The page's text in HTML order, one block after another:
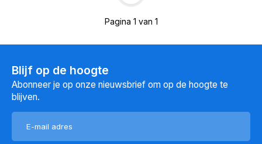
Pagina 1 van 1
Blijf op de hoogte
Abonneer je op onze nieuwsbrief om op de hoogte te
blijven.